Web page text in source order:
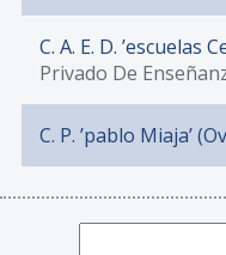
C. A. E. D. ’escuelas
Privado De
C. P. ’pablo Miaja’